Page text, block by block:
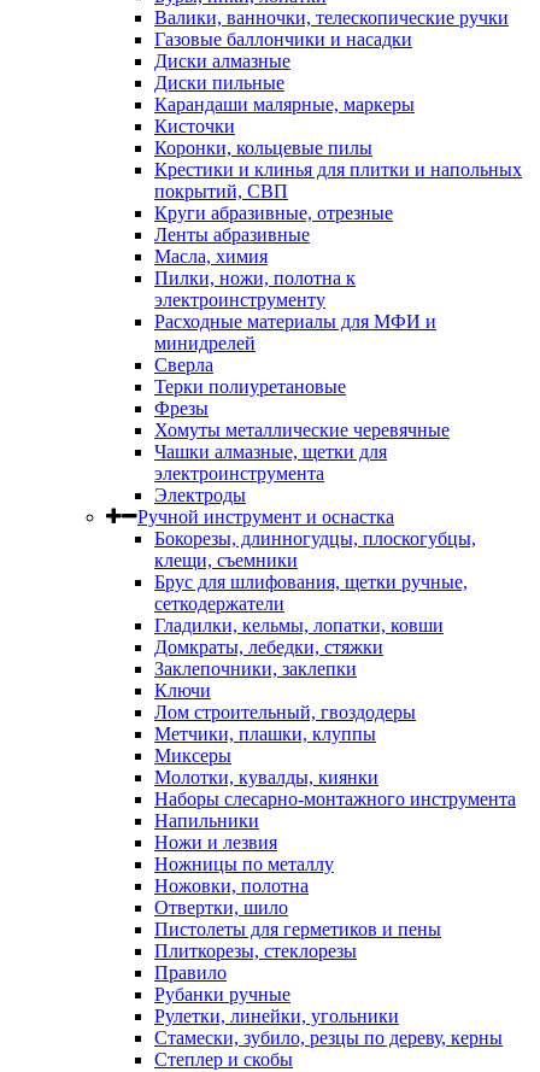
Валики, ванночки, телескопические ручки
Газовые баллончики и насадки
Диски алмазные
Диски пильные
Карандаши малярные, маркеры
Кисточки
Коронки, кольцевые пилы
Крестики и клинья для плитки и напольных
покрытий, СВП
Круги абразивные, отрезные
Ленты абразивные
Масла, химия
Пилки, ножи, полотна к
электроинструменту
Расходные материалы для МФИ и
минидрелей
Сверла
Терки полиуретановые
Фрезы
Хомуты металлические черевячные
Чашки алмазные, щетки для
электроинструмента
Электроды
Ручной инструмент и оснастка
Бокорезы, длинногудцы, плоскогубцы,
клещи, съемники
Брус для шлифования, щетки ручные,
сеткодержатели
Гладилки, кельмы, лопатки, ковши
Домкраты, лебедки, стяжки
Заклепочники, заклепки
Ключи
Лом строительный, гвоздодеры
Метчики, плашки, клуппы
Миксеры
Молотки, кувалды, киянки
Наборы слесарно-монтажного инструмента
Напильники
Ножи и лезвия
Ножницы по металлу
Ножовки, полотна
Отвертки, шило
Пистолеты для герметиков и пены
Плиткорезы, стеклорезы
Правило
Рубанки ручные
Рулетки, линейки, угольники
Стамески, зубило, резцы по дереву, керны
Степлер и скобы